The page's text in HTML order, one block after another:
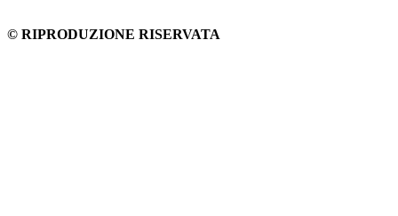
© RIPRODUZIONE RISERVATA